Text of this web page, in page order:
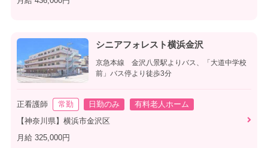
シニアフォレスト横浜金沢
京急本線 金沢八景駅よりバス、「大道中学校
前」バス停より徒歩3分
正看護師 常勤 日勤のみ
有料老人ホーム
【神奈川県】横浜市金沢区
月給 325,000円